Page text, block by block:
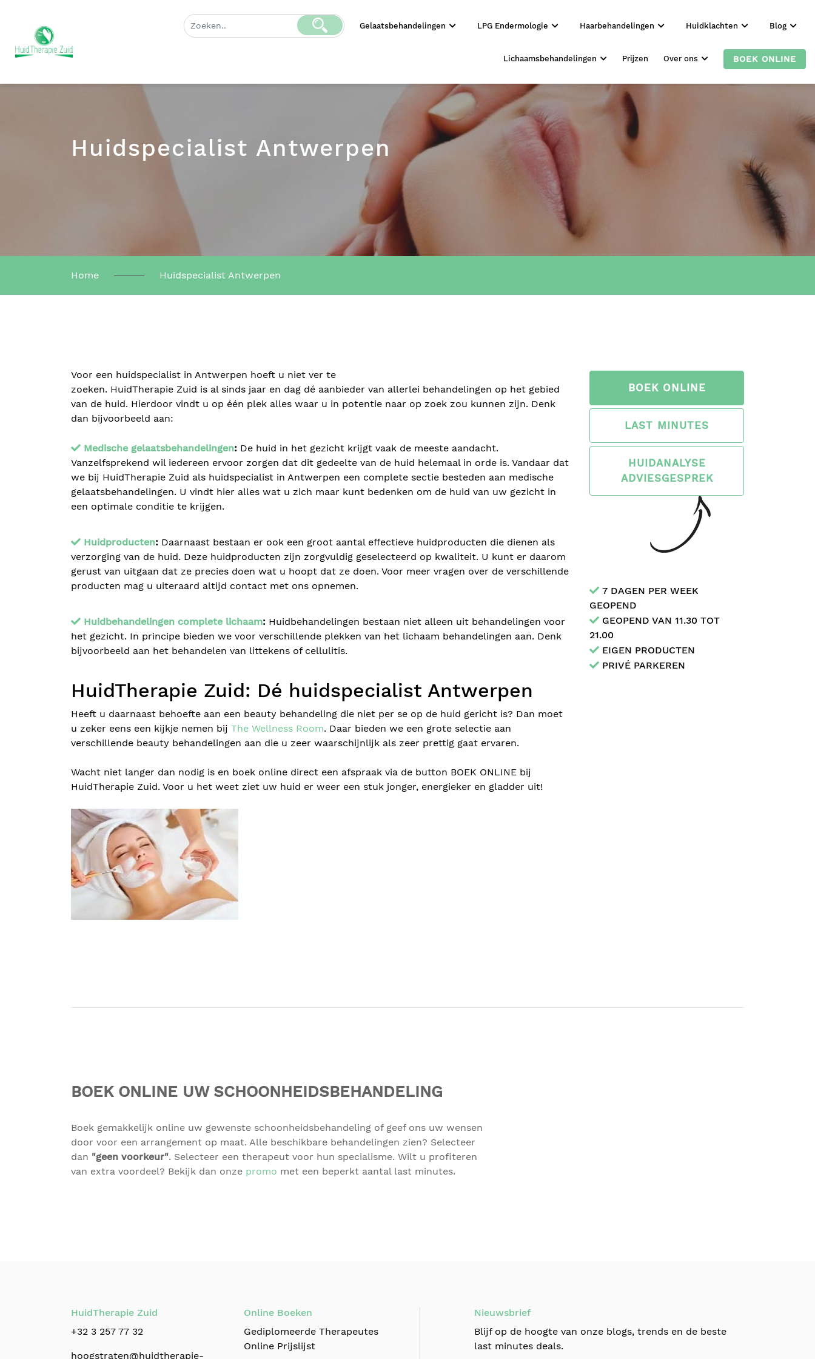
Gelaatsbehandelingen LPG Endermologie Haarbehandelingen Huidklachten Blog
Lichaamsbehandelingen Prijzen Over ons BOEK ONLINE
Huidspecialist Antwerpen
Home Huidspecialist Antwerpen
Voor een huidspecialist in Antwerpen hoeft u niet ver te
zoeken. HuidTherapie Zuid is al sinds jaar en dag dé aanbieder van allerlei behandelingen op het gebied
van de huid. Hierdoor vindt u op één plek alles waar u in potentie naar op zoek zou kunnen zijn. Denk
dan bijvoorbeeld aan:
Medische gelaatsbehandelingen: De huid in het gezicht krijgt vaak de meeste aandacht.
Vanzelfsprekend wil iedereen ervoor zorgen dat dit gedeelte van de huid helemaal in orde is. Vandaar dat
we bij HuidTherapie Zuid als huidspecialist in Antwerpen een complete sectie besteden aan medische
gelaatsbehandelingen. U vindt hier alles wat u zich maar kunt bedenken om de huid van uw gezicht in
een optimale conditie te krijgen.
Huidproducten: Daarnaast bestaan er ook een groot aantal effectieve huidproducten die dienen als
verzorging van de huid. Deze huidproducten zijn zorgvuldig geselecteerd op kwaliteit. U kunt er daarom
gerust van uitgaan dat ze precies doen wat u hoopt dat ze doen. Voor meer vragen over de verschillende
producten mag u uiteraard altijd contact met ons opnemen.
Huidbehandelingen complete lichaam: Huidbehandelingen bestaan niet alleen uit behandelingen voor
het gezicht. In principe bieden we voor verschillende plekken van het lichaam behandelingen aan. Denk
bijvoorbeeld aan het behandelen van littekens of cellulitis.
HuidTherapie Zuid: Dé huidspecialist Antwerpen
Heeft u daarnaast behoefte aan een beauty behandeling die niet per se op de huid gericht is? Dan moet
u zeker eens een kijkje nemen bij The Wellness Room. Daar bieden we een grote selectie aan
verschillende beauty behandelingen aan die u zeer waarschijnlijk als zeer prettig gaat ervaren.
Wacht niet langer dan nodig is en boek online direct een afspraak via de button BOEK ONLINE bij
HuidTherapie Zuid. Voor u het weet ziet uw huid er weer een stuk jonger, energieker en gladder uit!
BOEK ONLINE
LAST MINUTES
HUIDANALYSE
ADVIESGESPREK
7 DAGEN PER WEEK
GEOPEND
GEOPEND VAN 11.30 TOT
21.00
EIGEN PRODUCTEN
PRIVÉ PARKEREN
BOEK ONLINE UW SCHOONHEIDSBEHANDELING
Boek gemakkelijk online uw gewenste schoonheidsbehandeling of geef ons uw wensen
door voor een arrangement op maat. Alle beschikbare behandelingen zien? Selecteer
dan "geen voorkeur". Selecteer een therapeut voor hun specialisme. Wilt u profiteren
van extra voordeel? Bekijk dan onze promo met een beperkt aantal last minutes.
HuidTherapie Zuid
+32 3 257 77 32
hoogstraten@huidtherapie-
Online Boeken
Gediplomeerde Therapeutes
Online Prijslijst
Nieuwsbrief
Blijf op de hoogte van onze blogs, trends en de beste
last minutes deals.